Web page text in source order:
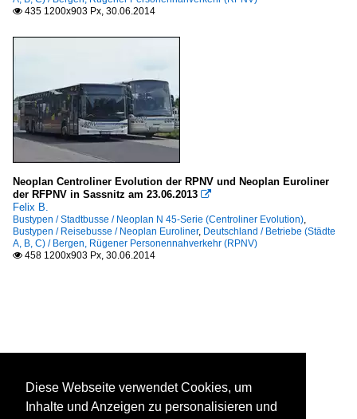
 435 1200x903 Px, 30.06.2014
Neoplan Centroliner Evolution der RPNV und Neoplan Euroliner
der RFPNV in Sassnitz am 23.06.2013 
Felix B.
Bustypen / Stadtbusse / Neoplan N 45-Serie (Centroliner Evolution),
Bustypen / Reisebusse / Neoplan Euroliner, Deutschland / Betriebe (Städte
A, B, C) / Bergen, Rügener Personennahverkehr (RPNV)
 458 1200x903 Px, 30.06.2014
Diese Webseite verwendet Cookies, um
Inhalte und Anzeigen zu personalisieren und